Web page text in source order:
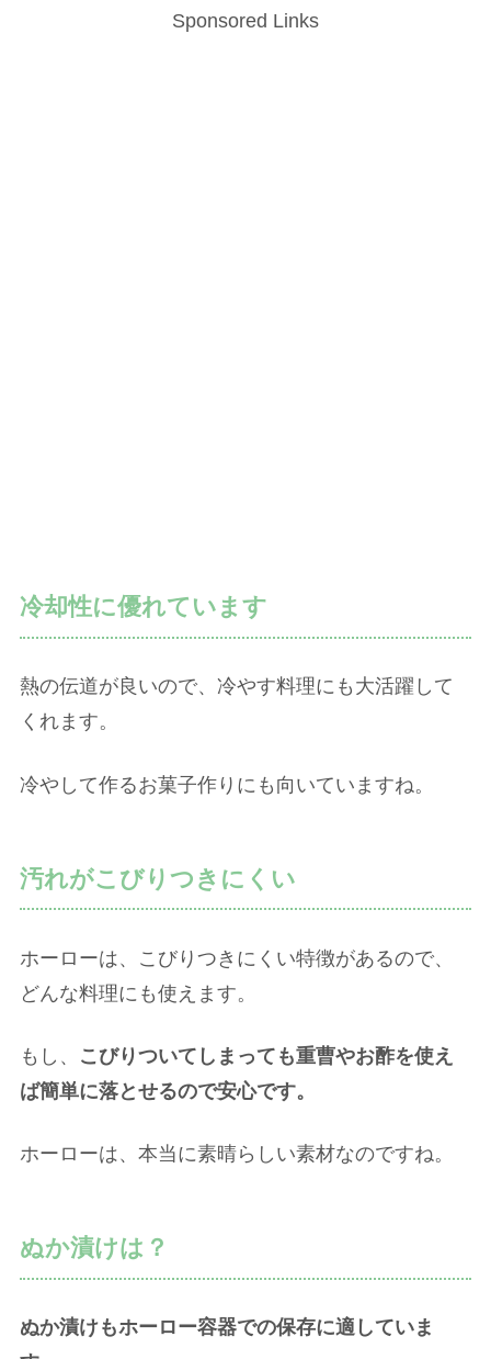
Sponsored Links
冷却性に優れています
熱の伝道が良いので、冷やす料理にも大活躍して
くれます。
冷やして作るお菓子作りにも向いていますね。
汚れがこびりつきにくい
ホーローは、こびりつきにくい特徴があるので、
どんな料理にも使えます。
もし、 こびりついてしまっても重曹やお酢を使え
ば簡単に落とせるので安心です。
ホーローは、本当に素晴らしい素材なのですね。
ぬか漬けは？
ぬか漬けもホーロー容器での保存に適していま